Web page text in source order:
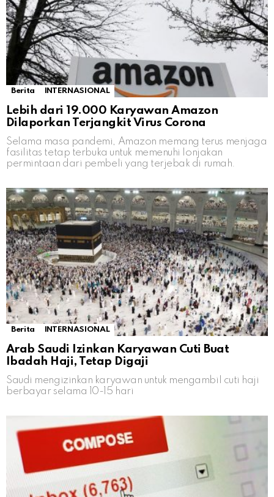
Berita INTERNASIONAL
Lebih dari 19.000 Karyawan Amazon
Dilaporkan Terjangkit Virus Corona
Selama masa pandemi, Amazon memang terus menjaga
fasilitas tetap terbuka untuk memenuhi lonjakan
permintaan dari pembeli yang terjebak di rumah.
Berita INTERNASIONAL
Arab Saudi Izinkan Karyawan Cuti Buat
Ibadah Haji, Tetap Digaji
Saudi mengizinkan karyawan untuk mengambil cuti haji
berbayar selama 10-15 hari